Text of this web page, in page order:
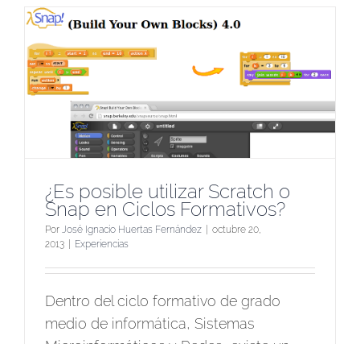
¿Es posible utilizar Scratch o
Snap en Ciclos Formativos?
Por José Ignacio Huertas Fernández
octubre 20,
2013
Experiencias
Dentro del ciclo formativo de grado
medio de informática, Sistemas